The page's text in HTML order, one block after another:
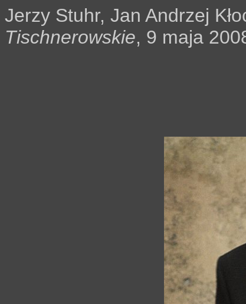
Jerzy Stuhr, Jan Andrzej
Tischnerowskie, 9 maja